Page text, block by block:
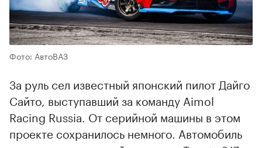
Фото: АвтоВАЗ
За руль сел известный японский пилот Дайго
Сайто, выступавший за команду Aimol
Racing Russia. От серийной машины в этом
проекте сохранилось немного. Автомобиль